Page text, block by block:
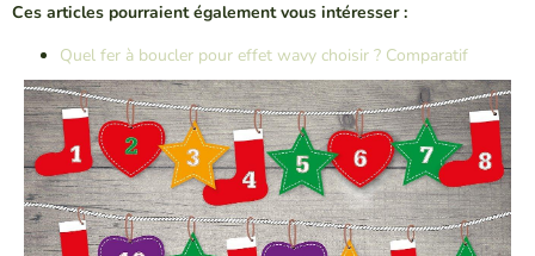
Ces articles pourraient également vous intéresser :
Quel fer à boucler pour effet wavy choisir ? Comparatif